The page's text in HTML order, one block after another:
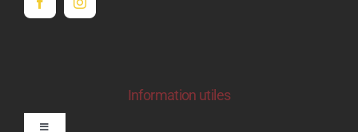
Information utiles